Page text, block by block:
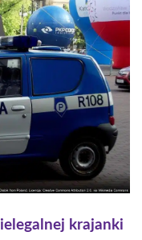
krajanki